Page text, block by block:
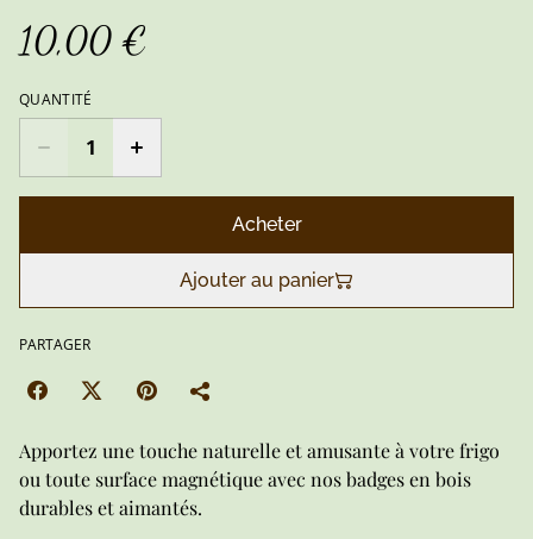
10,00 €
QUANTITÉ
Acheter
Ajouter au panier
PARTAGER
Apportez une touche naturelle et amusante à votre frigo
ou toute surface magnétique avec nos badges en bois
durables et aimantés.